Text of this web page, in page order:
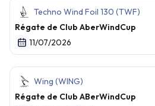
Techno Wind Foil 130 (TWF)
Régate de Club AberWindCup
11/07/2026
Wing (WING)
Régate de Club ABerWindCup